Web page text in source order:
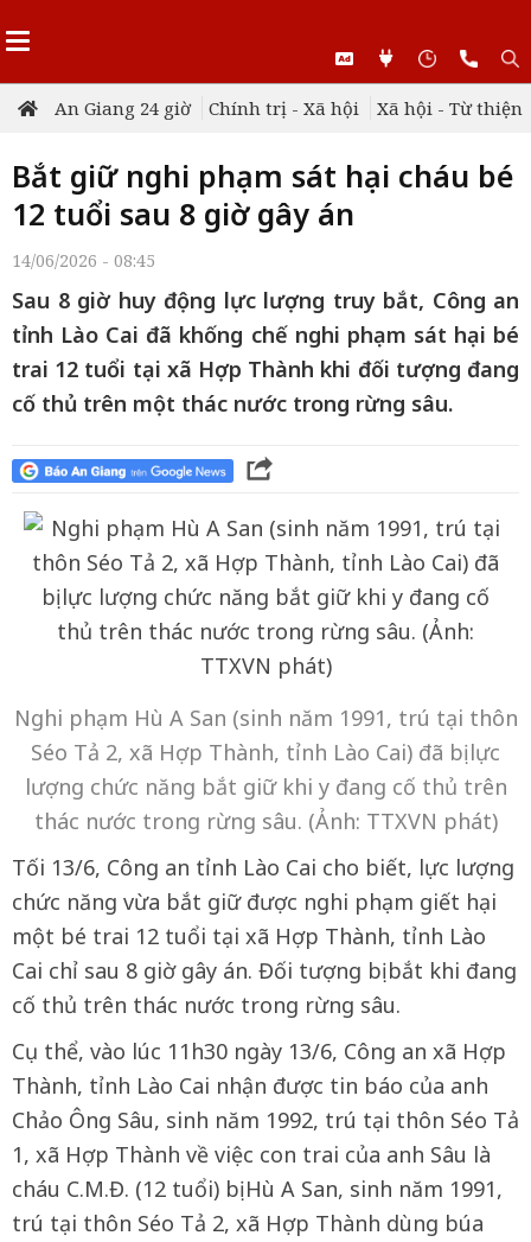
An Giang 24 giờ Chính trị - Xã hội Xã hội - Từ thiện
Bắt giữ nghi phạm sát hại cháu bé
12 tuổi sau 8 giờ gây án
14/06/2026 - 08:45
Sau 8 giờ huy động lực lượng truy bắt, Công an
tỉnh Lào Cai đã khống chế nghi phạm sát hại bé
trai 12 tuổi tại xã Hợp Thành khi đối tượng đang
cố thủ trên một thác nước trong rừng sâu.
Nghi phạm Hù A San (sinh năm 1991, trú tại thôn
Séo Tả 2, xã Hợp Thành, tỉnh Lào Cai) đã bị lực
lượng chức năng bắt giữ khi y đang cố thủ trên
thác nước trong rừng sâu. (Ảnh: TTXVN phát)
Tối 13/6, Công an tỉnh Lào Cai cho biết, lực lượng
chức năng vừa bắt giữ được nghi phạm giết hại
một bé trai 12 tuổi tại xã Hợp Thành, tỉnh Lào
Cai chỉ sau 8 giờ gây án. Đối tượng bị bắt khi đang
cố thủ trên thác nước trong rừng sâu.
Cụ thể, vào lúc 11h30 ngày 13/6, Công an xã Hợp
Thành, tỉnh Lào Cai nhận được tin báo của anh
Chảo Ông Sâu, sinh năm 1992, trú tại thôn Séo Tả
1, xã Hợp Thành về việc con trai của anh Sâu là
cháu C.M.Đ. (12 tuổi) bị Hù A San, sinh năm 1991,
trú tại thôn Séo Tả 2, xã Hợp Thành dùng búa